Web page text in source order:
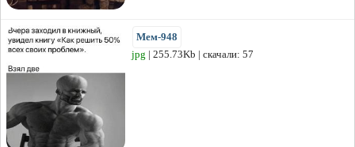
Мем-948
jpg | 255.73Kb | скачали: 57